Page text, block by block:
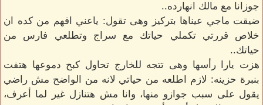
جوزانا مع مالك انهارده..
ضيقت ماجي عيناها بتركيز وهى تقول: ياعني افهم من كده ان
خلاص قررتي تكملي حياتك مع سراج وتطلعي فارس من
حياتك..
هزت يارا رأسها وهى تتجه للخارج تحاول كبح دموعها هتفت
بنبرة حزينه: لازم اطلعه من حياتي لانه من الواضح مش راضي
يقول على سبب جوازو منها، وانا مش هتنازل غير لما أعرف،